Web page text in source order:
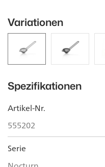
Variationen
Spezifikationen
Artikel-Nr.
555202
Serie